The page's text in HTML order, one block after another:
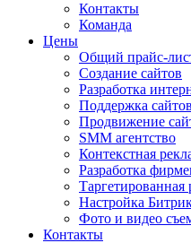
Контакты
Команда
Цены
Общий прайс-
Создание сайтов
Разработка
Поддержка сайтов
Продвижение
SMM агентство
Контекстная
Разработка
Таргетированная
Настройка
Фото и видео
Контакты